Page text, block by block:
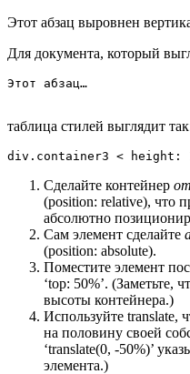
Этот абзац выровнен
Для документа, который
Этот абзац…
таблица стилей выглядит
div.container3 < height:
Сделайте контейнер
(position: relative), что
абсолютно
Сам элемент сделайте
(position: absolute).
Поместите элемент
‘top: 50%’. (Заметьте,
высоты контейнера.)
Используйте translate,
на половину своей
‘translate(0, -50%)’
элемента.)